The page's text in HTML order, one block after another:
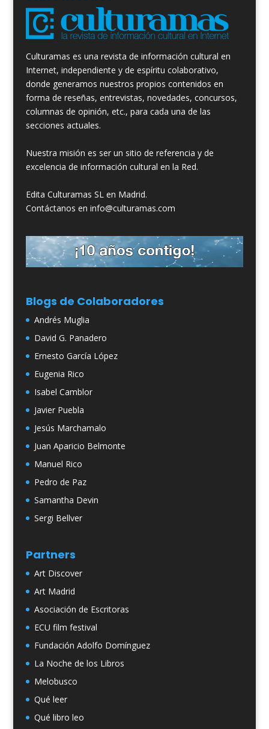
Culturamas es una revista de información cultural en
Internet, independiente y de espíritu colaborativo,
donde generamos nuestros propios contenidos en
forma de reseñas, entrevistas, novedades, concursos,
columnas de opinión, etc., para cada una de las
secciones actuales.
Nuestra misión es ser un sitio de referencia y de
excelencia de información cultural en la Red.
Edita Culturamas SL en Madrid.
Contáctanos en info@culturamas.com
Blogs de Colaboradores
Andrés Muglia
David G. Panadero
Ernesto García López
Eugenia Rico
Isabel Camblor
Javier Puebla
Jesús Marchamalo
Juan Aparicio Belmonte
Manuel Rico
Pedro de Paz
Samantha Devin
Sergi Bellver
Partners
Art Discover
Art Madrid
Asociación de Escritoras
ECU film festival
Fundación Adolfo Domínguez
La Noche de los Libros
Melobusco
Qué leer
Qué libro leo